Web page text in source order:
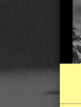
나를 둘러싼
어떻게 이것을
어떻게 이제야
무엇인가 조치